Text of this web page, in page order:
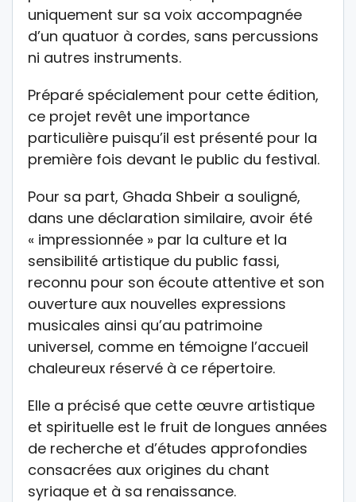
uniquement sur sa voix accompagnée
d’un quatuor à cordes, sans percussions
ni autres instruments.
Préparé spécialement pour cette édition,
ce projet revêt une importance
particulière puisqu’il est présenté pour la
première fois devant le public du festival.
Pour sa part, Ghada Shbeir a souligné,
dans une déclaration similaire, avoir été
« impressionnée » par la culture et la
sensibilité artistique du public fassi,
reconnu pour son écoute attentive et son
ouverture aux nouvelles expressions
musicales ainsi qu’au patrimoine
universel, comme en témoigne l’accueil
chaleureux réservé à ce répertoire.
Elle a précisé que cette œuvre artistique
et spirituelle est le fruit de longues années
de recherche et d’études approfondies
consacrées aux origines du chant
syriaque et à sa renaissance.